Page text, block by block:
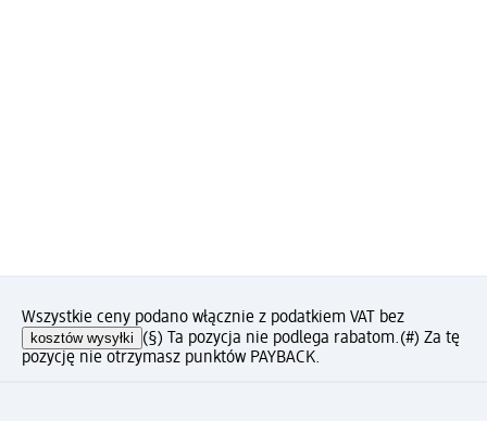
Wszystkie ceny podano włącznie z podatkiem VAT bez
kosztów wysyłki (§) Ta pozycja nie podlega rabatom.(#) Za tę
pozycję nie otrzymasz punktów PAYBACK.